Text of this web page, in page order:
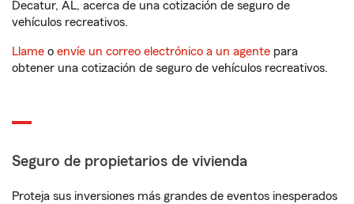
Decatur, AL, acerca de una cotización de seguro de
vehículos recreativos.
Llame o envíe un correo electrónico a un agente para
obtener una cotización de seguro de vehículos recreativos.
Seguro de propietarios de vivienda
Proteja sus inversiones más grandes de eventos inesperados